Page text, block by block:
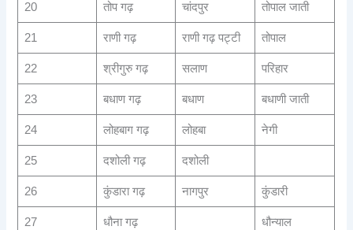
20 तोप गढ़ चांदपुर तोपाल जाती
21 राणी गढ़ राणी गढ़ पट्टी तोपाल
22 श्रीगुरु गढ़ सलाण परिहार
23 बधाण गढ़ बधाण बधाणी जाती
24 लोहबाग गढ़ लोहबा नेगी
25 दशोली गढ़ दशोली
26 कुंडारा गढ़ नागपुर कुंडारी
27 धौना गढ़ धौन्याल